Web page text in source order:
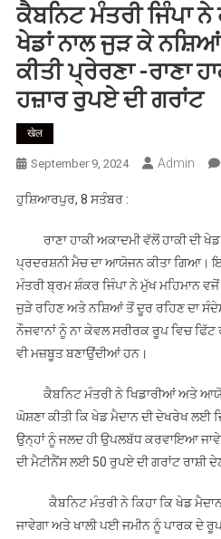
ਕੈਬਨਿਟ ਮੰਤਰੀ ਜਿੰਪਾ ਨੇ
ਖੇਡਾਂ ਨਾਲ ਜੁੜ ਕੇ
ਕੀਤੀ ਪ੍ਰੇਰਣਾ -ਰਾਣਾ
ਹਜ਼ਾਰ ਰੁਪਏ ਦੀ ਗਰਾਂਟ
खेल
September 9, 2024 Admin
ਹੁਸ਼ਿਆਰਪੁਰ, 8 ਸਤੰਬਰ :
ਰਾਣਾ ਹਾਕੀ ਅਕਾਦਮੀ ਵੱਲੋਂ ਹਾਕੀ ਦੀ
ਪ੍ਰਦਰਸ਼ਨੀ ਮੈਚ ਦਾ ਆਯੋਜਨ ਕੀਤਾ ਗਿਆ।
ਮੰਤਰੀ ਬ੍ਰਮ ਸ਼ੰਕਰ ਜਿੰਪਾ ਨੇ ਮੁੱਖ ਮਹਿਮਾਨ
ਜੁੜੇ ਰਹਿਣ ਅਤੇ ਨਸ਼ਿਆਂ ਤੋਂ ਦੂਰ ਰਹਿਣ ਦਾ ਸੰਦੇਸ਼
ਨੌਜਵਾਨਾਂ ਨੂੰ ਨਾ ਕੇਵਲ ਸਰੀਰਕ ਰੂਪ ਵਿਚ
ਵੀ ਮਜ਼ਬੂਤ ਬਣਾਉਂਦੀਆਂ ਹਨ।
ਕੈਬਨਿਟ ਮੰਤਰੀ ਨੇ ਖਿਡਾਰੀਆਂ ਅਤੇ
ਘੋਸ਼ਣਾ ਕੀਤੀ ਕਿ ਖੇਡ ਮੈਦਾਨ ਦੀ ਦੇਖਰੇਖ ਲਈ
ਉਨ੍ਹਾਂ ਨੂੰ ਜਲਦ ਹੀ ਉਪਲਬੱਧ ਕਰਵਾਇਆ
ਦੀ ਮੈਟੀਨੈਂਸ ਲਈ 50 ਰੁਪਏ ਦੀ ਗਰਾਂਟ ਰਾਸ਼ੀ
ਕੈਬਨਿਟ ਮੰਤਰੀ ਨੇ ਕਿਹਾ ਕਿ ਖੇਡ ਮੈਦਾਨ
ਜਾਵੇਗਾ ਅਤੇ ਖਾਲੀ ਪਈ ਜਮੀਨ ਨੂੰ ਪਾਰਕ ਦੇ